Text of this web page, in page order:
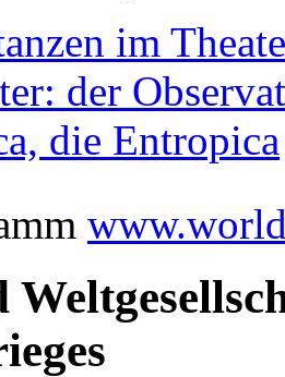
im
der
die Entropica